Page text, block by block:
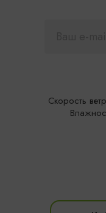
Скорость